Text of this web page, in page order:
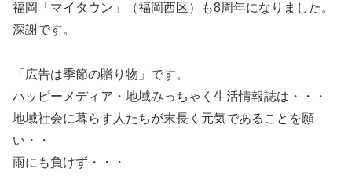
福岡「マイタウン」（福岡西区）も8周年になりました。
深謝です。
「広告は季節の贈り物」です。
ハッピーメディア・地域みっちゃく生活情報誌は・・・
地域社会に暮らす人たちが末長く元気であることを願
い・・
雨にも負けず・・・